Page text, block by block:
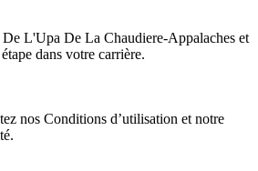
L'Upa De La Chaudiere-Appalaches et
dans votre carrière.
nos Conditions d’utilisation et notre